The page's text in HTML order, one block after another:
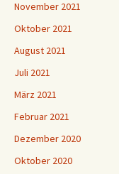
November 2021
Oktober 2021
August 2021
Juli 2021
März 2021
Februar 2021
Dezember 2020
Oktober 2020